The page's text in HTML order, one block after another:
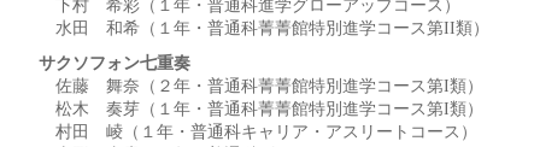
下村 希彩（１年・普通科進学グローアップコース）
水田 和希（１年・普通科菁菁館特別進学コース第II類）
サクソフォン七重奏
佐藤 舞奈（２年・普通科菁菁館特別進学コース第I類）
松木 奏芽（１年・普通科菁菁館特別進学コース第I類）
村田 崚（１年・普通科キャリア・アスリートコース）